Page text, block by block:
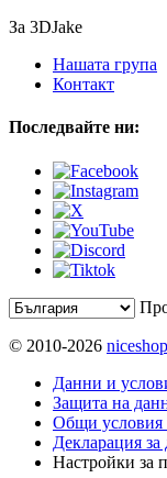
За 3DJake
Нашата група
Контакт
Последвайте ни:
© 2010-2026
Данни и
Защита на
Общи условия
Декларация за
Настройки за